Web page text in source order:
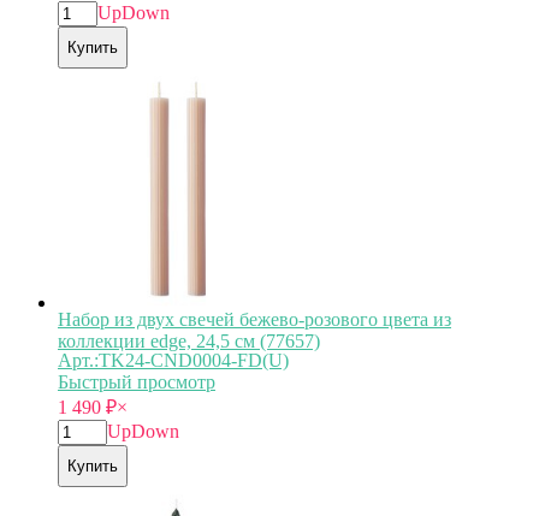
UpDown
Купить
Набор из двух свечей бежево-розового цвета из
коллекции edge, 24,5 см (77657)
Арт.:TK24-CND0004-FD(U)
Быстрый просмотр
1 490 ₽×
UpDown
Купить